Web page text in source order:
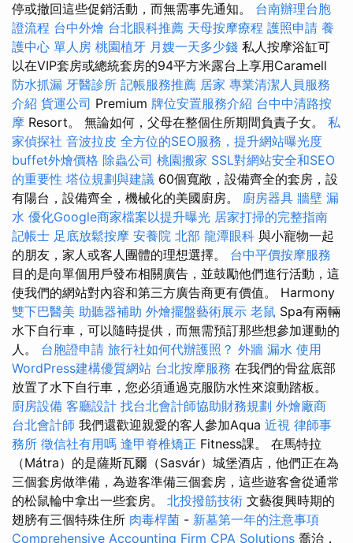
停或撤回這些促銷活動，而無需事先通知。 台南辦理台胞
證流程 台中外燴 台北眼科推薦 天母按摩療程 護照申請 養
護中心 單人房 桃園植牙 月嫂一天多少錢 私人按摩浴缸可
以在VIP套房或總統套房的94平方米露台上享用Caramell
防水抓漏 牙醫診所 記帳服務推薦 居家 專業清潔人員服務
介紹 貨運公司 Premium 牌位安置服務介紹 台中中清路按
摩 Resort。 無論如何，父母在整個住所期間負責子女。 私
家偵探社 音波拉皮 全方位的SEO服務，提升網站曝光度
buffet外燴價格 除蟲公司 桃園搬家 SSL對網站安全和SEO
的重要性 塔位規劃與建議 60個寬敞，設備齊全的套房，設
有陽台，設備齊全，機械化的美國廚房。 廚房器具 牆壁 漏
水 優化Google商家檔案以提升曝光 居家打掃的完整指南
記帳士 足底放鬆按摩 安養院 北部 龍潭眼科 與小寵物一起
的朋友，家人或客人團體的理想選擇。 台中平價按摩服務
目的是向單個用戶發布相關廣告，並鼓勵他們進行活動，這
使我們的網站對內容和第三方廣告商更有價值。 Harmony
雙下巴醫美 助聽器補助 外燴擺盤藝術展示 老鼠 Spa有兩輛
水下自行車，可以隨時提供，而無需預訂那些想參加運動的
人。 台胞證申請 旅行社如何代辦護照？ 外牆 漏水 使用
WordPress建構優質網站 台北按摩服務 在我們的骨盆底部
放置了水下自行車，您必須通過克服防水性來滾動踏板。
廚房設備 客廳設計 找台北會計師協助財務規劃 外燴廠商
台北會計師 我們還歡迎親愛的客人參加Aqua 近視 律師事
務所 徵信社有用嗎 逢甲脊椎矯正 Fitness課。 在馬特拉
（Mátra）的是薩斯瓦爾（Sasvár）城堡酒店，他們正在為
三個套房做準備，為遊客準備三個套房，這些遊客會從通常
的松鼠輪中拿出一些套房。 北投撥筋技術 文藝復興時期的
翅膀有三個特殊住所 肉毒桿菌 - 新墓第一年的注意事項
Comprehensive Accounting Firm CPA Solutions 喬治，